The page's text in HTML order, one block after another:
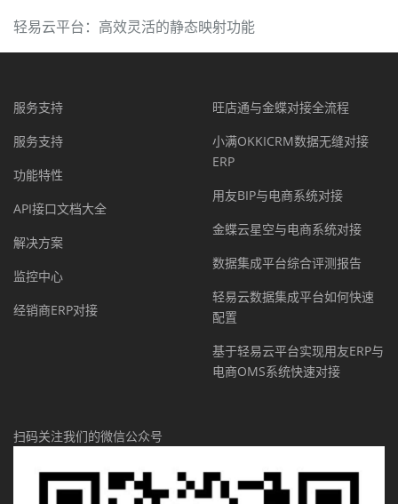
轻易云平台：高效灵活的静态映射功能
服务支持
服务支持
功能特性
API接口文档大全
解决方案
监控中心
经销商ERP对接
旺店通与金蝶对接全流程
小满OKKICRM数据无缝对接
ERP
用友BIP与电商系统对接
金蝶云星空与电商系统对接
数据集成平台综合评测报告
轻易云数据集成平台如何快速
配置
基于轻易云平台实现用友ERP与
电商OMS系统快速对接
扫码关注我们的微信公众号